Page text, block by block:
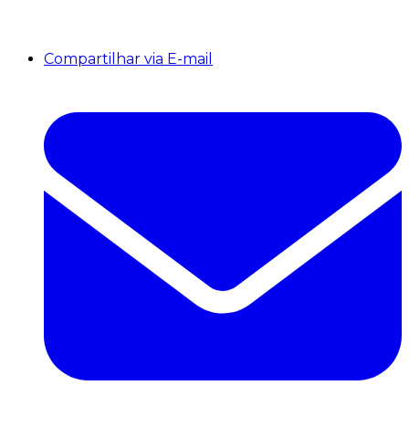
Compartilhar via E-mail